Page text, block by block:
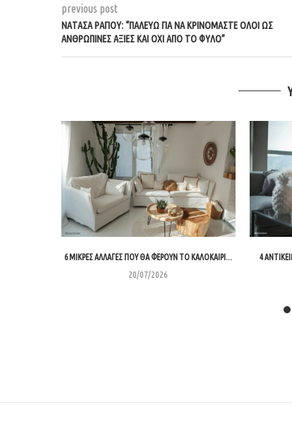
previous post
ΝΑΤΆΣΑ ΡΆΓΙΟΥ: “ΠΑΛΕΎΩ ΓΙΑ ΝΑ ΚΡΙΝΌΜΑΣΤΕ ΌΛΟΙ ΩΣ
ΑΝΘΡΏΠΙΝΕΣ ΑΞΊΕΣ ΚΑΙ ΌΧΙ ΑΠΌ ΤΟ ΦΎΛΟ”
6 ΜΙΚΡΈΣ ΑΛΛΑΓΈΣ ΠΟΥ ΘΑ ΦΈΡΟΥΝ ΤΟ ΚΑΛΟΚΑΊΡΙ...
20/07/2026
4